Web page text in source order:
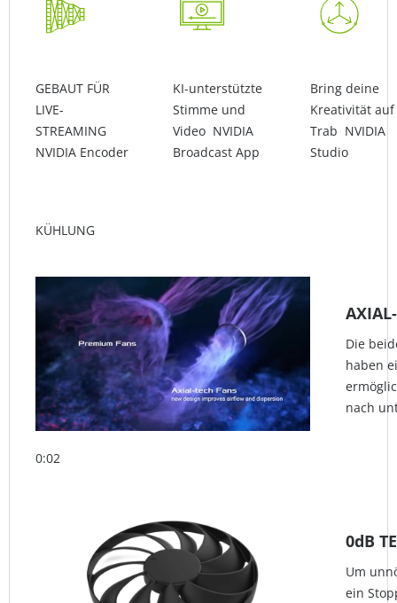
GEBAUT FÜR
LIVE-
STREAMING
NVIDIA Encoder
KI-unterstützte
Stimme und
Video NVIDIA
Broadcast App
Bring deine
Kreativität auf
Trab NVIDIA
Studio
KÜHLUNG
0:02
Die
haben
nach
0dB
Um
ein